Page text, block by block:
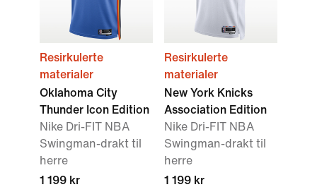
Resirkulerte
materialer
Oklahoma City
Thunder Icon Edition
Nike Dri-FIT NBA
Swingman-drakt til
herre
1 199 kr
Resirkulerte
materialer
New York Knicks
Association Edition
Nike Dri-FIT NBA
Swingman-drakt til
herre
1 199 kr